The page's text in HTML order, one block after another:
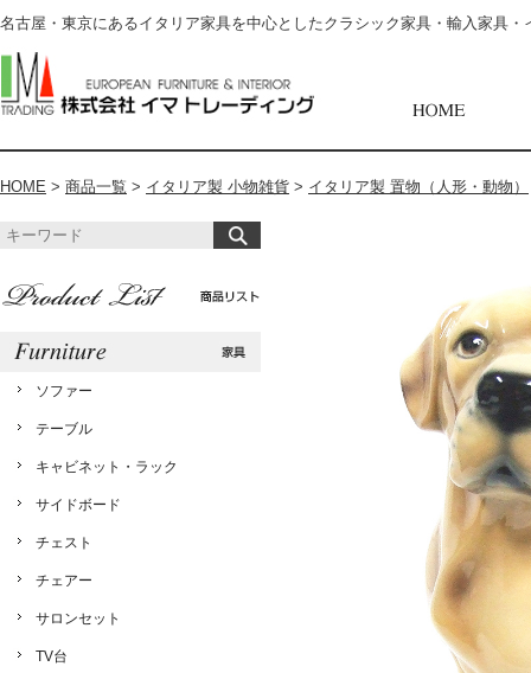
名古屋・東京にあるイタリア家具を中心としたクラシック家具・輸入家具
HOME > 商品一覧 > イタリア製 小物雑貨 > イタリア製 置物（人形・動物）
ソファー
テーブル
キャビネット・ラック
サイドボード
チェスト
チェアー
サロンセット
TV台